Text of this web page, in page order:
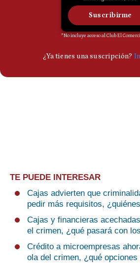
TE PUEDE INTERESAR
Cajas advierten que
pedir más requisitos,
Cajas y financieras
el crimen, ¿qué pasará con
Crédito a microempresas
ola del crimen, ¿qué opciones